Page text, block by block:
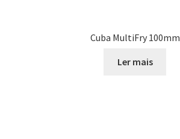
Cuba MultiFry 100mm
Ler mais